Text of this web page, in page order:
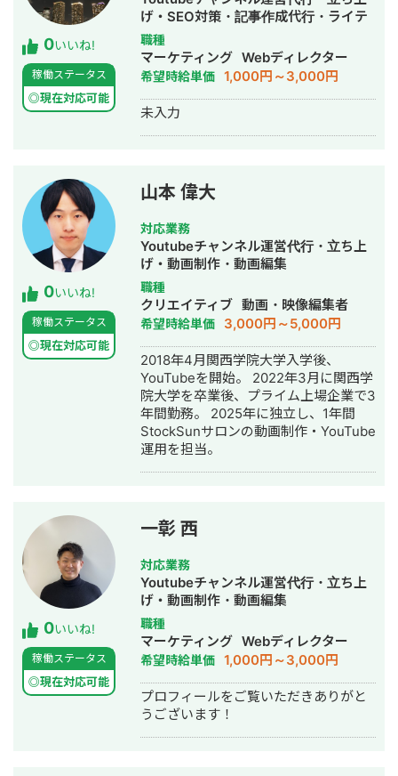
0いいね!
稼働ステータス
◎現在対応可能
げ・SEO対策・記事作成代行・ライテ
ィング・事務代行・動画制作・動画編
集
職種
マーケティング Webディレクター
希望時給単価 1,000円～3,000円
未入力
0いいね!
稼働ステータス
◎現在対応可能
山本 偉大
対応業務
Youtubeチャンネル運営代行・立ち上
げ・動画制作・動画編集
職種
クリエイティブ 動画・映像編集者
希望時給単価 3,000円～5,000円
2018年4月関西学院大学入学後、
YouTubeを開始。 2022年3月に関西学
院大学を卒業後、プライム上場企業で3
年間勤務。 2025年に独立し、1年間
StockSunサロンの動画制作・YouTube
運用を担当。
0いいね!
稼働ステータス
◎現在対応可能
一彰 西
対応業務
Youtubeチャンネル運営代行・立ち上
げ・動画制作・動画編集
職種
マーケティング Webディレクター
希望時給単価 1,000円～3,000円
プロフィールをご覧いただきありがと
うございます！